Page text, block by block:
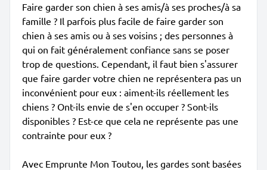
Faire garder son chien à ses amis/à ses proches/à sa
famille ? Il parfois plus facile de faire garder son
chien à ses amis ou à ses voisins ; des personnes à
qui on fait généralement confiance sans se poser
trop de questions. Cependant, il faut bien s'assurer
que faire garder votre chien ne représentera pas un
inconvénient pour eux : aiment-ils réellement les
chiens ? Ont-ils envie de s'en occuper ? Sont-ils
disponibles ? Est-ce que cela ne représente pas une
contrainte pour eux ?
Avec Emprunte Mon Toutou, les gardes sont basées